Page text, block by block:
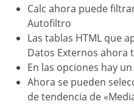
Calc ahora puede
Autofiltro
Las tablas HTML que
Datos Externos ahora
En las opciones hay
Ahora se pueden
de tendencia de